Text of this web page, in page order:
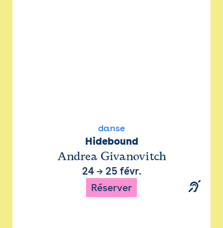
danse
Hidebound
Andrea Givanovitch
24→ 25 févr.
Réserver